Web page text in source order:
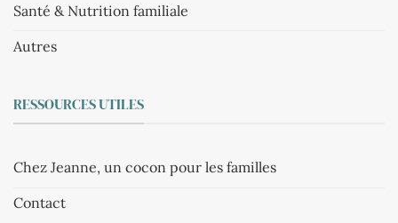
Santé & Nutrition familiale
Autres
RESSOURCES UTILES
Chez Jeanne, un cocon pour les familles
Contact